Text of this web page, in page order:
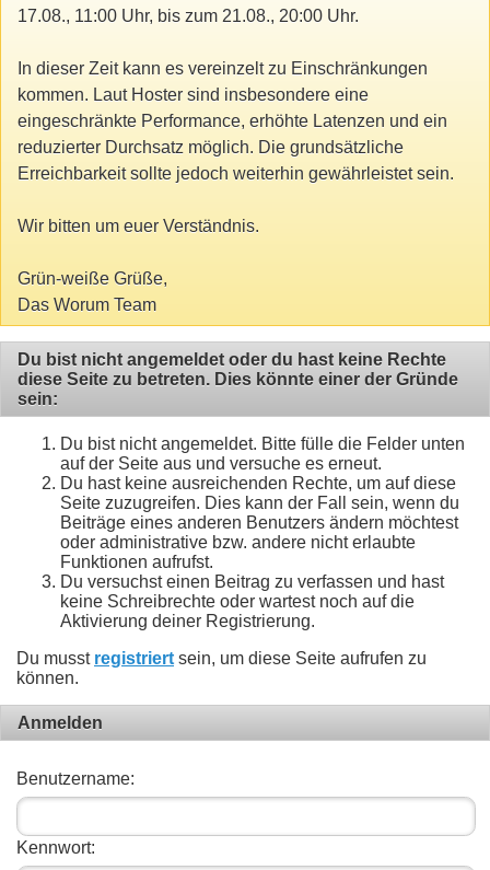
17.08., 11:00 Uhr, bis zum 21.08., 20:00 Uhr.
In dieser Zeit kann es vereinzelt zu Einschränkungen
kommen. Laut Hoster sind insbesondere eine
eingeschränkte Performance, erhöhte Latenzen und ein
reduzierter Durchsatz möglich. Die grundsätzliche
Erreichbarkeit sollte jedoch weiterhin gewährleistet sein.
Wir bitten um euer Verständnis.
Grün-weiße Grüße,
Das Worum Team
Du bist nicht angemeldet oder du hast keine Rechte
diese Seite zu betreten. Dies könnte einer der Gründe
sein:
Du bist nicht angemeldet. Bitte fülle die Felder unten
auf der Seite aus und versuche es erneut.
Du hast keine ausreichenden Rechte, um auf diese
Seite zuzugreifen. Dies kann der Fall sein, wenn du
Beiträge eines anderen Benutzers ändern möchtest
oder administrative bzw. andere nicht erlaubte
Funktionen aufrufst.
Du versuchst einen Beitrag zu verfassen und hast
keine Schreibrechte oder wartest noch auf die
Aktivierung deiner Registrierung.
Du musst registriert sein, um diese Seite aufrufen zu
können.
Anmelden
Benutzername:
Kennwort: